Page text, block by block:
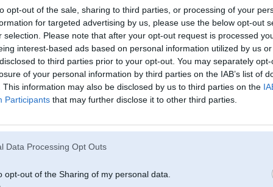
opt-out of the sale, sharing to third parties, or processing of your
for targeted advertising by us, please use the below opt-out
selection. Please note that after your opt-out request is processed
interest-based ads based on personal information utilized by us
to third parties prior to your opt-out. You may separately
of your personal information by third parties on the IAB’s list of
This information may also be disclosed by us to third parties on the
Participants that may further disclose it to other third parties.
Data Processing Opt Outs
opt-out of the Sharing of my personal data.
08. Jun 2004, 22:58
-----------------
Pļek pļek un gatavs™
(c) гаражас Рихардс